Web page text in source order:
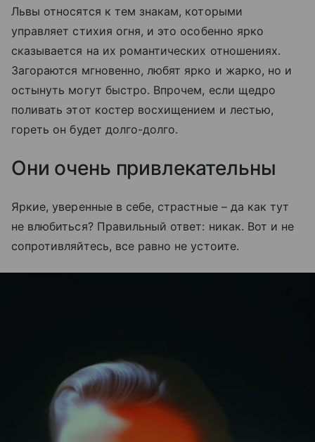
Львы относятся к тем знакам, которыми
управляет стихия огня, и это особенно ярко
сказывается на их романтических отношениях.
Загораются мгновенно, любят ярко и жарко, но и
остынуть могут быстро. Впрочем, если щедро
поливать этот костер восхищением и лестью,
гореть он будет долго-долго.
Они очень привлекательны
Яркие, уверенные в себе, страстные – да как тут
не влюбиться? Правильный ответ: никак. Вот и не
сопротивляйтесь, все равно не устоите.